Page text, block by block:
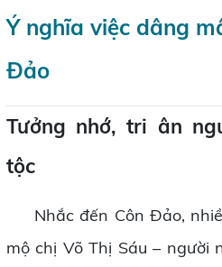
Ý nghĩa việc dâng
Đảo
Tưởng nhớ, tri ân
tộc
Nhắc đến Côn Đảo,
mộ chị Võ Thị Sáu – người